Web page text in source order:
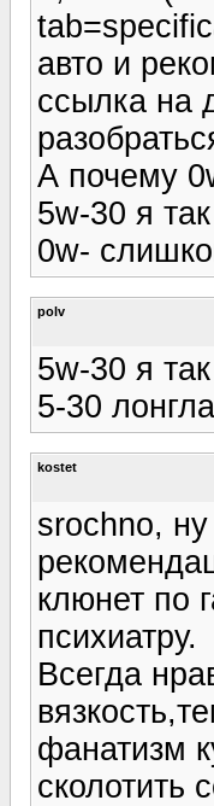
авто и
ссылка на
А почему
5w-30 я
0w-
polv
5w-30 я
5-30
kostet
srochno,
клюнет по
психиатру.
Всегда
фанатизм
сколотить